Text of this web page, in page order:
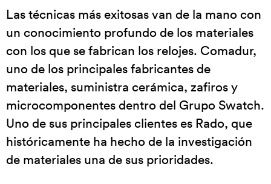
Las técnicas más exitosas van de la mano con
un conocimiento profundo de los materiales
con los que se fabrican los relojes. Comadur,
uno de los principales fabricantes de
materiales, suministra cerámica, zafiros y
microcomponentes dentro del Grupo Swatch.
Uno de sus principales clientes es Rado, que
históricamente ha hecho de la investigación
de materiales una de sus prioridades.